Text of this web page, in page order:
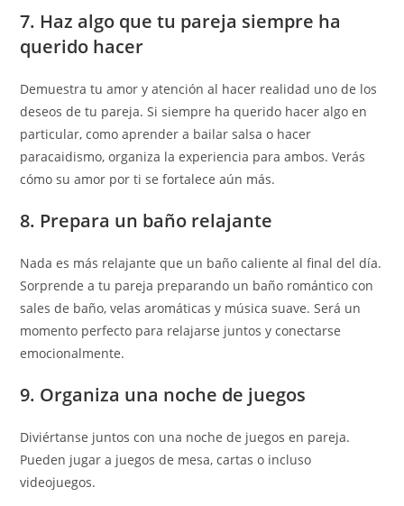
7. Haz algo que tu pareja siempre ha
querido hacer
Demuestra tu amor y atención al hacer realidad uno de los
deseos de tu pareja. Si siempre ha querido hacer algo en
particular, como aprender a bailar salsa o hacer
paracaidismo, organiza la experiencia para ambos. Verás
cómo su amor por ti se fortalece aún más.
8. Prepara un baño relajante
Nada es más relajante que un baño caliente al final del día.
Sorprende a tu pareja preparando un baño romántico con
sales de baño, velas aromáticas y música suave. Será un
momento perfecto para relajarse juntos y conectarse
emocionalmente.
9. Organiza una noche de juegos
Diviértanse juntos con una noche de juegos en pareja.
Pueden jugar a juegos de mesa, cartas o incluso
videojuegos.